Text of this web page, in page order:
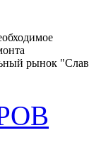
рынок